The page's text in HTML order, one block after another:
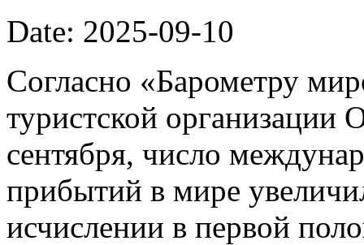
Date: 2025-09-10
Согласно «Барометру
туристской
сентября, число
прибытий в мире
исчислении в первой